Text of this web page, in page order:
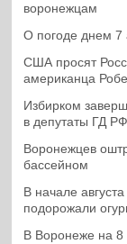
воронежцам
О погоде днем 7
США просят
американца
Избирком
в депутаты ГД РФ
Воронежцев
бассейном
В начале
подорожали
В Воронеже на 8